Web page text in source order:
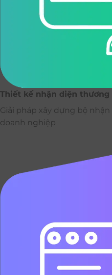
Thiết kế nhận diện thương
Giải pháp xây dựng bộ
doanh nghiệp